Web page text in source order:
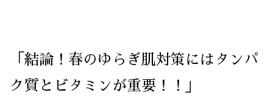
「結論！春のゆらぎ肌対策にはタンパ
ク質とビタミンが重要！！」